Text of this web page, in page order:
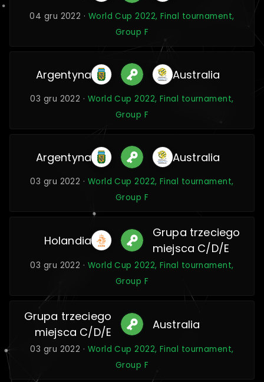
04 gru 2022 · World Cup 2022, Final tournament,
Group F
Argentyna Australia
03 gru 2022 · World Cup 2022, Final tournament,
Group F
Argentyna Australia
03 gru 2022 · World Cup 2022, Final tournament,
Group F
Holandia
Grupa trzeciego
miejsca C/D/E
03 gru 2022 · World Cup 2022, Final tournament,
Group F
Grupa trzeciego
miejsca C/D/E
Australia
03 gru 2022 · World Cup 2022, Final tournament,
Group F